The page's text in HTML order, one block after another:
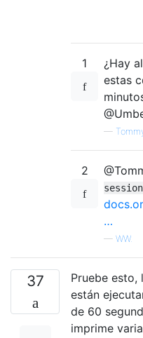
1
¿Hay
estas
—
2
session
…
— WW.
37
Pruebe esto,
están
de 60
imprime